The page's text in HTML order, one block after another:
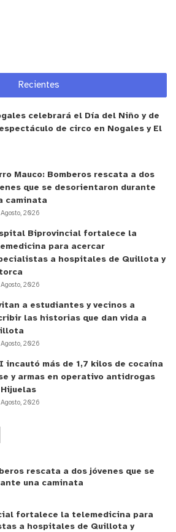
Recientes
celebrará el Día del Niño y de
de circo en Nogales y El
Mauco: Bomberos rescata a dos
que se desorientaron durante
caminata
2026
Biprovincial fortalece la
para acercar
a hospitales de Quillota y
2026
a estudiantes y vecinos a
las historias que dan vida a
2026
incautó más de 1,7 kilos de cocaína
y armas en operativo antidrogas
2026
rescata a dos jóvenes que se
una caminata
fortalece la telemedicina para
a hospitales de Quillota y